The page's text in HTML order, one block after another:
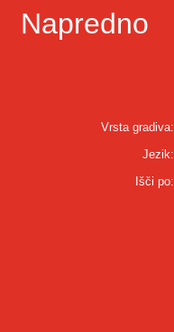
Napredno
Vrsta gradiva:
Jezik:
Išči po: